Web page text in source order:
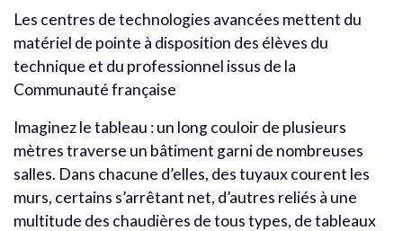
Les centres de technologies avancées mettent du
matériel de pointe à disposition des élèves du
technique et du professionnel issus de la
Communauté française
Imaginez le tableau : un long couloir de plusieurs
mètres traverse un bâtiment garni de nombreuses
salles. Dans chacune d’elles, des tuyaux courent les
murs, certains s’arrêtant net, d’autres reliés à une
multitude des chaudières de tous types, de tableaux